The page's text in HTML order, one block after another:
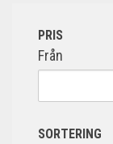
PRIS
Från
SORTERING